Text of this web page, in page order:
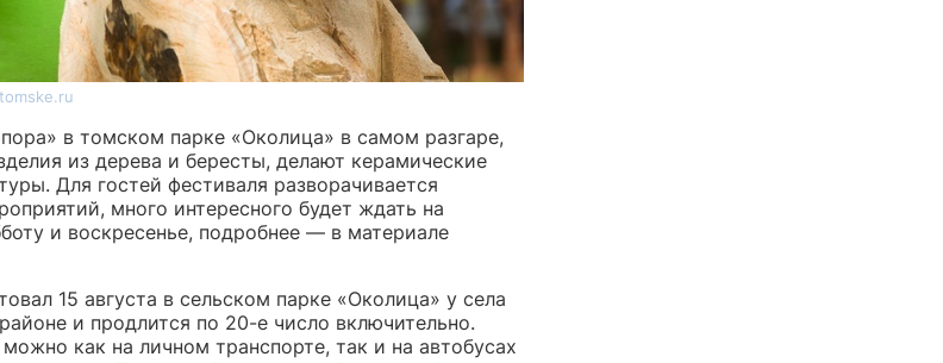
в томском парке «Околица» в самом разгаре,
из дерева и бересты, делают керамические
Для гостей фестиваля разворачивается
много интересного будет ждать на
и воскресенье, подробнее — в материале
15 августа в сельском парке «Околица» у села
и продлится по 20-е число включительно.
как на личном транспорте, так и на автобусах